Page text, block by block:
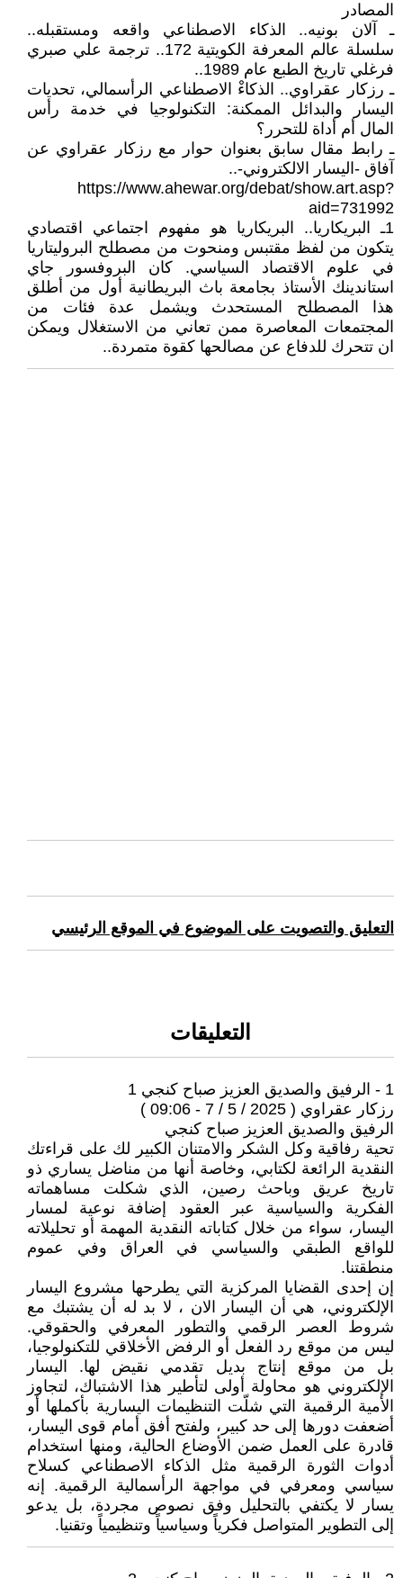
المصادر
ـ آلان بونيه.. الذكاء الاصطناعي واقعه ومستقبله..
سلسلة عالم المعرفة الكويتية 172.. ترجمة علي صبري
فرغلي تاريخ الطبع عام 1989..
ـ رزكار عقراوي.. الذكاءْ الاصطناعي الرأسمالي، تحديات
اليسار والبدائل الممكنة: التكنولوجيا في خدمة رأس
المال أم أداة للتحرر؟
ـ رابط مقال سابق بعنوان حوار مع رزكار عقراوي عن
آفاق -اليسار الالكتروني-..
https://www.ahewar.org/debat/show.art.asp?
aid=731992
1ـ البريكاريا.. البريكاريا هو مفهوم اجتماعي اقتصادي
يتكون من لفظ مقتبس ومنحوت من مصطلح البروليتاريا
في علوم الاقتصاد السياسي. كان البروفسور جاي
استاندينك الأستاذ بجامعة باث البريطانية أول من أطلق
هذا المصطلح المستحدث ويشمل عدة فئات من
المجتمعات المعاصرة ممن تعاني من الاستغلال ويمكن
ان تتحرك للدفاع عن مصالحها كقوة متمردة..
التعليق والتصويت على الموضوع في الموقع الرئيسي
التعليقات
1 - الرفيق والصديق العزيز صباح كنجي 1
رزكار عقراوي ( 2025 / 5 / 7 - 09:06 )
الرفيق والصديق العزيز صباح كنجي
تحية رفاقية وكل الشكر والامتنان الكبير لك على قراءتك
النقدية الرائعة لكتابي، وخاصة أنها من مناضل يساري ذو
تاريخ عريق وباحث رصين، الذي شكلت مساهماته
الفكرية والسياسية عبر العقود إضافة نوعية لمسار
اليسار، سواء من خلال كتاباته النقدية المهمة أو تحليلاته
للواقع الطبقي والسياسي في العراق وفي عموم
منطقتنا.
إن إحدى القضايا المركزية التي يطرحها مشروع اليسار
الإلكتروني، هي أن اليسار الان ، لا بد له أن يشتبك مع
شروط العصر الرقمي والتطور المعرفي والحقوقي.
ليس من موقع رد الفعل أو الرفض الأخلاقي للتكنولوجيا،
بل من موقع إنتاج بديل تقدمي نقيض لها. اليسار
الإلكتروني هو محاولة أولى لتأطير هذا الاشتباك، لتجاوز
الأمية الرقمية التي شلّت التنظيمات اليسارية بأكملها أو
أضعفت دورها إلى حد كبير، ولفتح أفق أمام قوى اليسار،
قادرة على العمل ضمن الأوضاع الحالية، ومنها استخدام
أدوات الثورة الرقمية مثل الذكاء الاصطناعي كسلاح
سياسي ومعرفي في مواجهة الرأسمالية الرقمية. إنه
يسار لا يكتفي بالتحليل وفق نصوص مجردة، بل يدعو
إلى التطوير المتواصل فكرياً وسياسياً وتنظيمياً وتقنيا.